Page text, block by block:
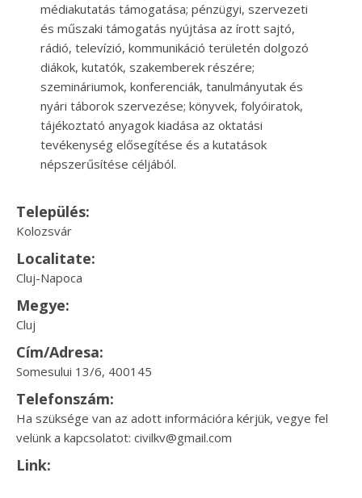
médiakutatás támogatása; pénzügyi, szervezeti
és műszaki támogatás nyújtása az írott sajtó,
rádió, televízió, kommunikáció területén dolgo­zó
diákok, kutatók, szakemberek részére;
szemináriumok, konferenciák, tanulmányutak és
nyári tá­borok szervezése; könyvek, folyóiratok,
tájékoztató anyagok kiadása az okta­tási
tevékenység elősegítése és a kutatások
népszerűsítése céljából.
Település:
Kolozsvár
Localitate:
Cluj-Napoca
Megye:
Cluj
Cím/Adresa:
Somesului 13/6, 400145
Telefonszám:
Ha szüksége van az adott információra kérjük, vegye fel
velünk a kapcsolatot: civilkv@gmail.com
Link: